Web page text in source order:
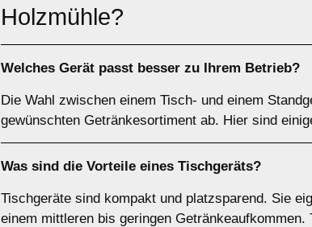
Holzmühle?
Welches Gerät passt besser zu Ihrem Betrieb?
Die Wahl zwischen einem Tisch- und einem
gewünschten Getränkesortiment ab. Hier sind
Was sind die Vorteile eines Tischgeräts?
Tischgeräte sind kompakt und platzsparend. Sie
einem mittleren bis geringen